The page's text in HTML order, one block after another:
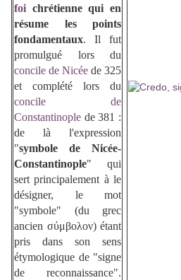
foi chrétienne qui en
résume les points
fondamentaux. Il fut
promulgué lors du
concile de Nicée de 325
et complété lors du
concile de
Constantinople de 381 :
de là l'expression
"symbole de Nicée-
Constantinople" qui
sert principalement à le
désigner, le mot
"symbole" (du grec
ancien σύμβολον) étant
pris dans son sens
étymologique de "signe
de reconnaissance".